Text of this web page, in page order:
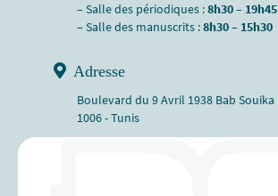
– Salle des périodiques :8h30 – 19h45
– Salle des manuscrits :8h30 – 15h30
Adresse
Boulevard du 9 Avril 1938 Bab Souika
1006 - Tunis